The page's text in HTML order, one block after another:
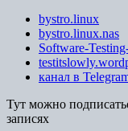
bystro.linux
bystro.linux.nas
Software-
канал в
Тут можно
записях